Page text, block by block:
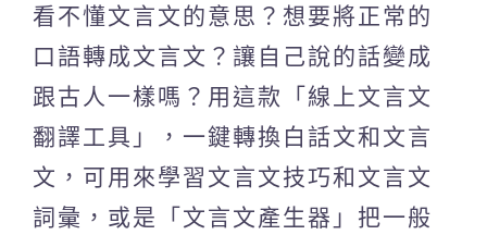
看不懂文言文的意思？想要將正常的
口語轉成文言文？讓自己說的話變成
跟古人一樣嗎？用這款「線上文言文
翻譯工具」，一鍵轉換白話文和文言
文，可用來學習文言文技巧和文言文
詞彙，或是「文言文產生器」把一般